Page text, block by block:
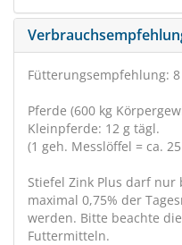
Fütterungsempfehlung: 8
Pferde (600 kg
Kleinpferde: 12 g tägl.
(1 geh. Messlöffel = ca.
Stiefel Zink Plus darf nur
maximal 0,75% der
werden. Bitte beachte
Futtermitteln.